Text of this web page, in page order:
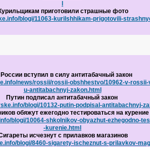
приготовили страшные фото
blogi/11063-kurilshhikam-prigotovili-
вступил в силу антитабачный закон
news/rossii/rossii-obshhestvo/10962-v-
u-antitabachnyj-zakon.html
Путин подписал антитабачный закон
blogi/10132-putin-podpisal-antitabachnyj-
обяжут ежегодно тестироваться на курение
blogi/10064-shkolnikov-obyazhut-ezhegodno-
-kurenie.html
исчезнут с прилавков магазинов
blogi/8460-sigarety-ischeznut-s-prilavkov-